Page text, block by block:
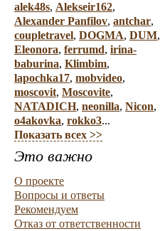
alek48s, Alekseir162,
Alexander Panfilov, antchar,
coupletravel, DOGMA, DUM,
Eleonora, ferrumd, irina-
baburina, Klimbim,
lapochka17, mobvideo,
moscovit, Moscovite,
NATADICH, neonilla, Nicon,
o4akovka, rokko3...
Показать всех >>
Это важно
О проекте
Вопросы и ответы
Рекомендуем
Отказ от ответственности